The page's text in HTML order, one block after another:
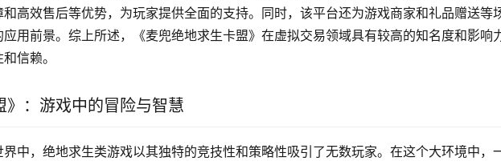
高效售后等优势，为玩家提供全面的支持。同时，该平台还为游戏商家和礼品赠送等
用前景。综上所述，《麦兜绝地求生卡盟》在虚拟交易领域具有较高的知名度和影响力
信赖。
》：游戏中的冒险与智慧
中，绝地求生类游戏以其独特的竞技性和策略性吸引了无数玩家。在这个大环境中，